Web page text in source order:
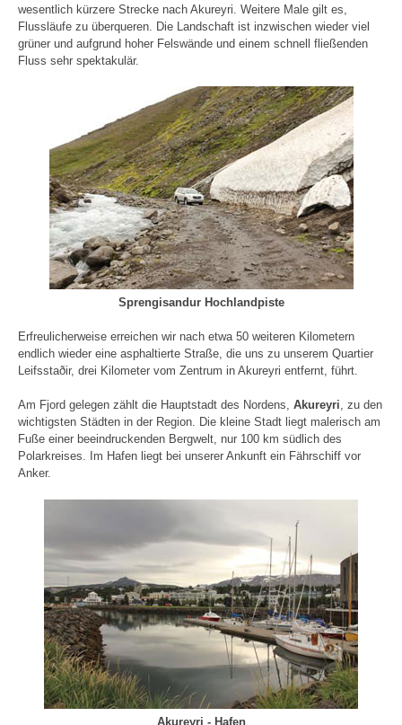
wesentlich kürzere Strecke nach Akureyri. Weitere Male gilt es,
Flussläufe zu überqueren. Die Landschaft ist inzwischen wieder viel
grüner und aufgrund hoher Felswände und einem schnell fließenden
Fluss sehr spektakulär.
Sprengisandur Hochlandpiste
Erfreulicherweise erreichen wir nach etwa 50 weiteren Kilometern
endlich wieder eine asphaltierte Straße, die uns zu unserem Quartier
Leifsstaðir, drei Kilometer vom Zentrum in Akureyri entfernt, führt.
Am Fjord gelegen zählt die Hauptstadt des Nordens, Akureyri, zu den
wichtigsten Städten in der Region. Die kleine Stadt liegt malerisch am
Fuße einer beeindruckenden Bergwelt, nur 100 km südlich des
Polarkreises. Im Hafen liegt bei unserer Ankunft ein Fährschiff vor
Anker.
Akureyri - Hafen